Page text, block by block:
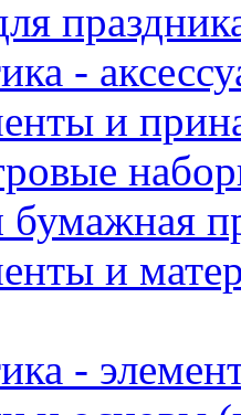
-
и
бумажная
и
-